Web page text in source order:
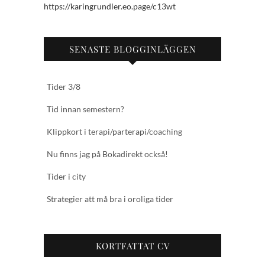
https://karingrundler.eo.page/c13wt
SENASTE BLOGGINLÄGGEN
Tider 3/8
Tid innan semestern?
Klippkort i terapi/parterapi/coaching
Nu finns jag på Bokadirekt också!
Tider i city
Strategier att må bra i oroliga tider
KORTFATTAT CV